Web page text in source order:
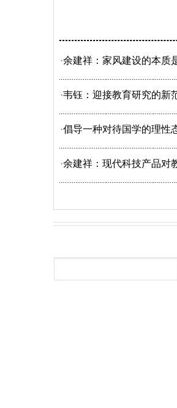
·余建祥：家风建设的本质
·韦钰：迎接教育研究的
·倡导一种对待国学的理性
·余建祥：现代科技产品对